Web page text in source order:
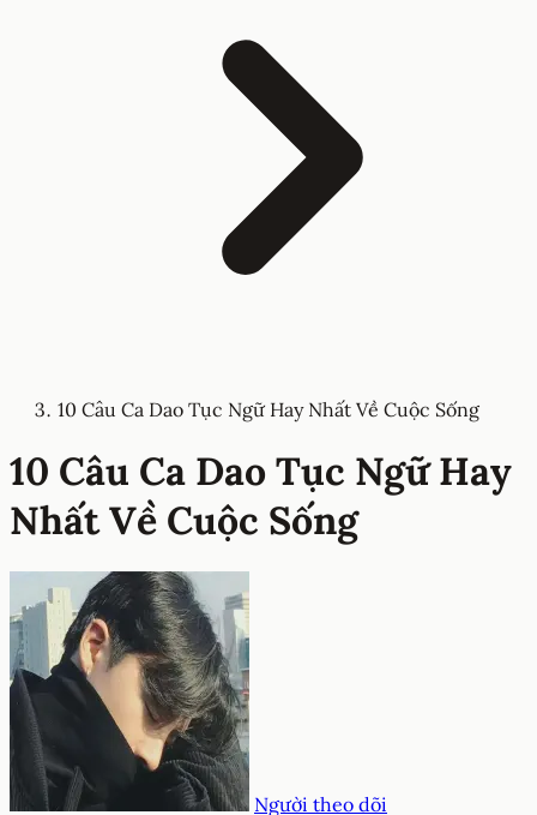
10 Câu Ca Dao Tục Ngữ Hay Nhất Về Cuộc Sống
10 Câu Ca Dao Tục Ngữ Hay
Nhất Về Cuộc Sống
Người theo dõi